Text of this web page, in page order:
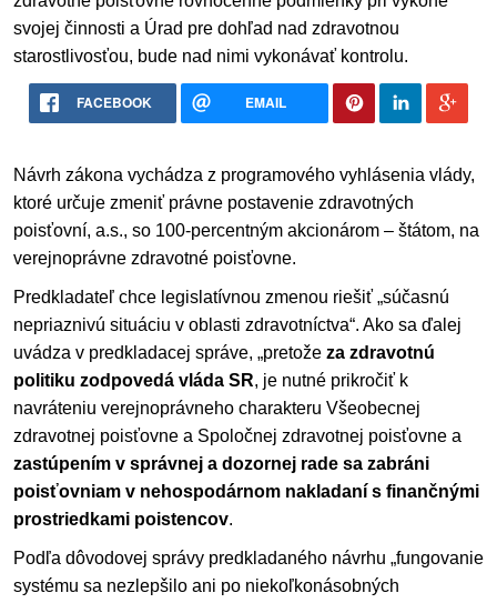
svojej činnosti a Úrad pre dohľad nad zdravotnou
starostlivosťou, bude nad nimi vykonávať kontrolu.
FACEBOOK EMAIL
Návrh zákona vychádza z programového vyhlásenia vlády,
ktoré určuje zmeniť právne postavenie zdravotných
poisťovní, a.s., so 100-percentným akcionárom – štátom, na
verejnoprávne zdravotné poisťovne.
Predkladateľ chce legislatívnou zmenou riešiť „súčasnú
nepriaznivú situáciu v oblasti zdravotníctva“. Ako sa ďalej
uvádza v predkladacej správe, „pretože za zdravotnú
politiku zodpovedá vláda SR, je nutné prikročiť k
navráteniu verejnoprávneho charakteru Všeobecnej
zdravotnej poisťovne a Spoločnej zdravotnej poisťovne a
zastúpením v správnej a dozornej rade sa zabráni
poisťovniam v nehospodárnom nakladaní s finančnými
prostriedkami poistencov.
Podľa dôvodovej správy predkladaného návrhu „fungovanie
systému sa nezlepšilo ani po niekoľkonásobných